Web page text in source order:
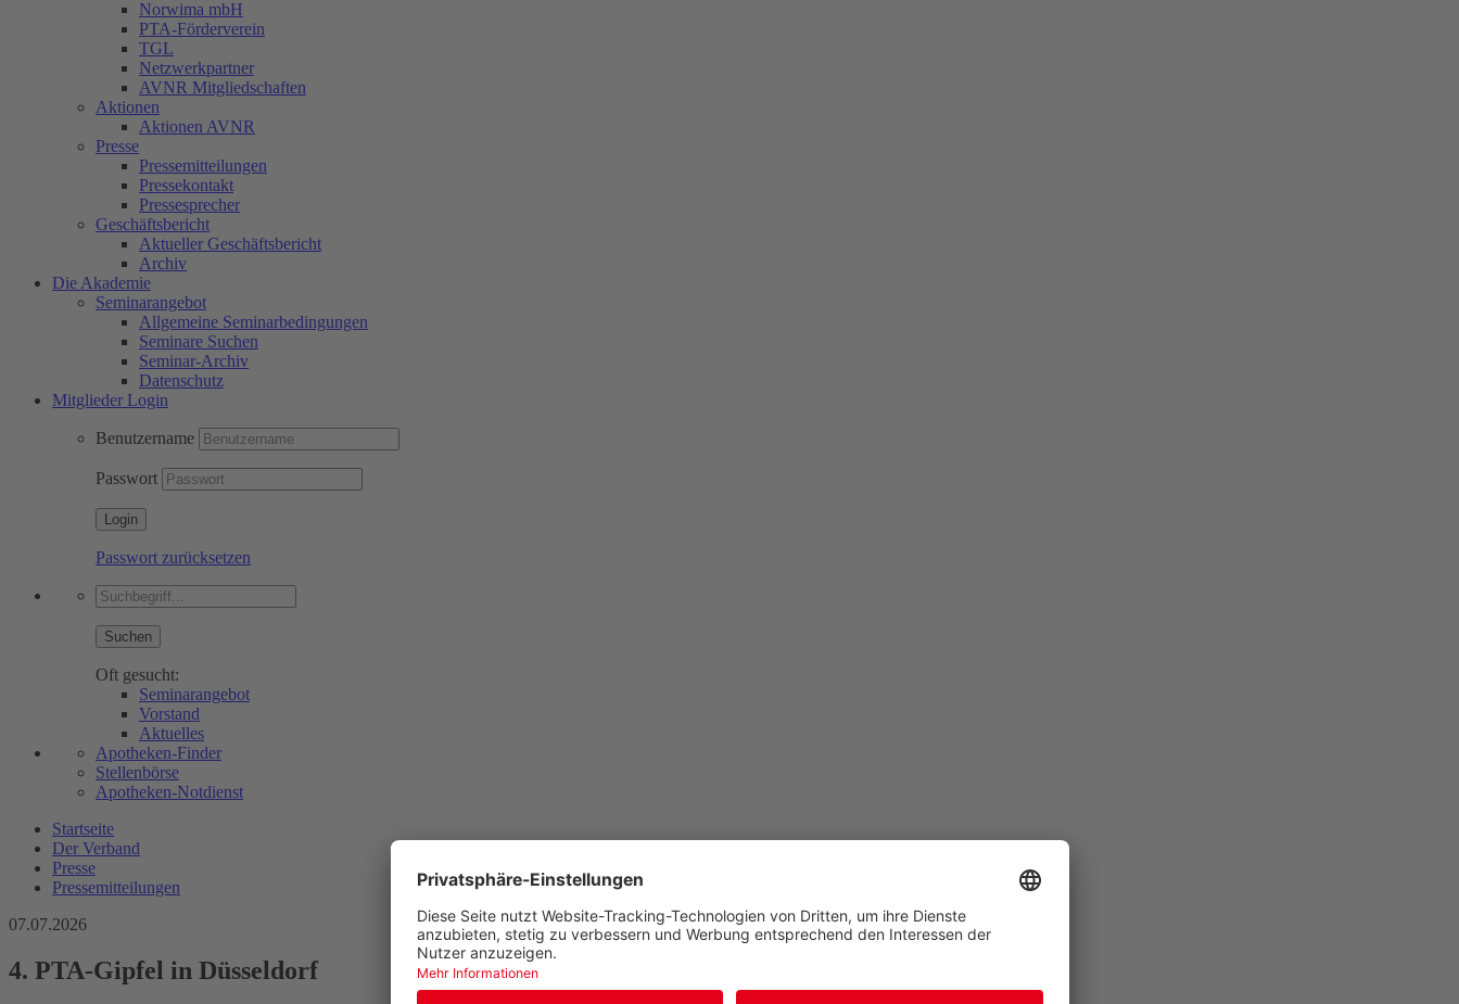
Norwima mbH
PTA-Förderverein
TGL
Netzwerkpartner
AVNR Mitgliedschaften
Aktionen
Aktionen AVNR
Presse
Pressemitteilungen
Pressekontakt
Pressesprecher
Geschäftsbericht
Aktueller Geschäftsbericht
Archiv
Die Akademie
Seminarangebot
Allgemeine Seminarbedingungen
Seminare Suchen
Seminar-Archiv
Datenschutz
Mitglieder Login
Benutzername
Passwort
Passwort zurücksetzen
Suchen
Oft gesucht:
Seminarangebot
Vorstand
Aktuelles
Apotheken-Finder
Stellenbörse
Apotheken-Notdienst
Startseite
Der Verband
Presse
Pressemitteilungen
07.07.2026
4. PTA-Gipfel in Düsseldorf